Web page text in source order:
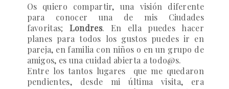
Os quiero compartir, una visión diferente
para conocer una de mis Ciudades
favoritas; Londres. En ella puedes hacer
planes para todos los gustos puedes ir en
pareja, en familia con niños o en un grupo de
amigos, es una cuidad abierta a todo@s.
Entre los tantos lugares que me quedaron
pendientes, desde mi última visita, era